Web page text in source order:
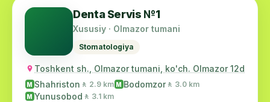
Denta Servis №1
Xususiy · Olmazor tumani
Stomatologiya
Toshkent sh., Olmazor tumani, ko'ch. Olmazor 12d
M Shahriston 🚶 2.9 km M Bodomzor 🚶 3.0 km
M Yunusobod 🚶 3.1 km